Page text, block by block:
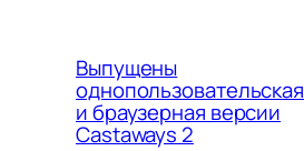
Выпущены
однопользовательская
и браузерная версии
Castaways 2